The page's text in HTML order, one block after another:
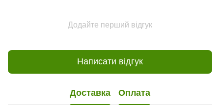
Додайте перший відгук
Написати відгук
Доставка Оплата